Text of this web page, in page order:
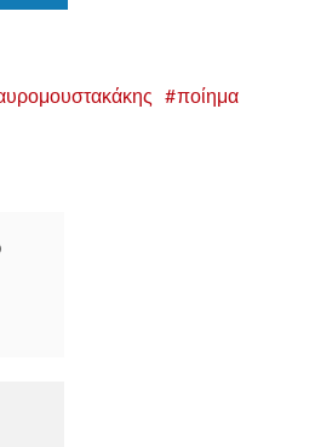
ποίημα